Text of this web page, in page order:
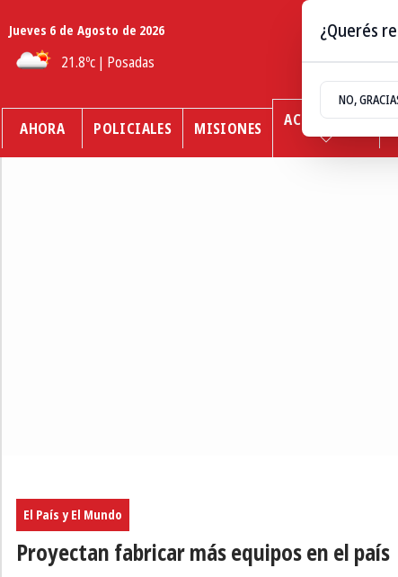
Jueves 6 de Agosto de 2026
21.8ºc | Posadas
AHORA POLICIALES MISIONES ACTUALIDAD
El País y El Mundo
Proyectan fabricar más equipos en el país
¿Querés
NO,